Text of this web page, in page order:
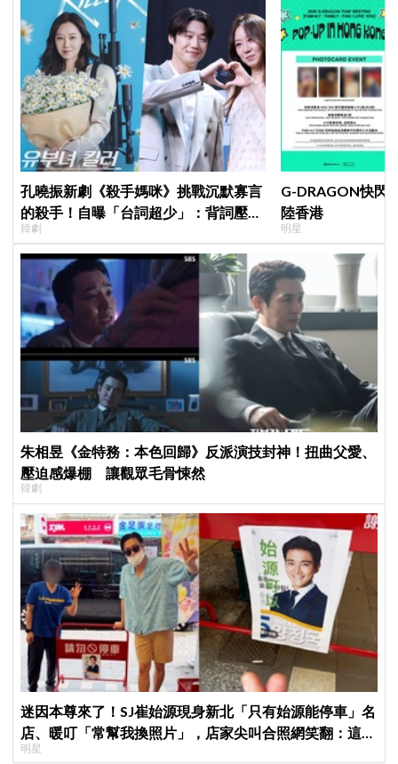
孔曉振新劇《殺手媽咪》挑戰沉默寡言
的殺手！自曝「台詞超少」：背詞壓力
小很多XD
韓劇
G-DRAGON快閃
陸香港
明星
朱相昱《金特務：本色回歸》反派演技封神！扭曲父愛、
壓迫感爆棚 讓觀眾毛骨悚然
韓劇
迷因本尊來了！SJ崔始源現身新北「只有始源能停車」名
店、暖叮「常幫我換照片」，店家尖叫合照網笑翻：這輩
子不能脫粉了
明星